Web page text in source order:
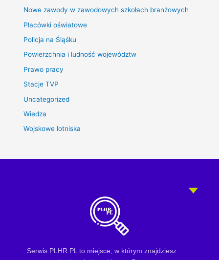
Nowe zawody w zawodowych szkołach branżowych
Placówki oświatowe
Policja na Śląśku
Powierzchnia i ludność województw
Prawo pracy
Stacje TVP
Uncategorized
Wiedza
Wojskowe lotniska
Serwis PLHR.PL to miejsce, w którym znajdziesz